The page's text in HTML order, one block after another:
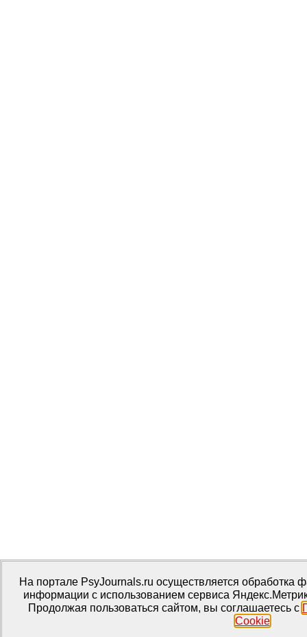
На портале PsyJournals.ru осуществляется обработка
информации с использованием сервиса
Продолжая пользоваться сайтом, вы соглашаетесь с
Cookie.